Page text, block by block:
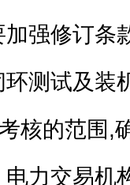
强修订条
测试及装
核的范围,
力交易机